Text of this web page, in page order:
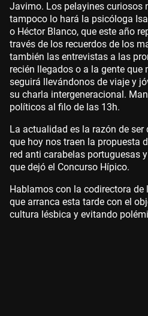
Javimo. Los pelayines curiosos
tampoco lo hará la psicóloga
o Héctor Blanco, que este año
través de los recuerdos de los
también las entrevistas a las
recién llegados o a la gente que
seguirá llevándonos de viaje y
su charla intergeneracional.
políticos al filo de las 13h.
La actualidad es la razón de ser
que hoy nos traen la propuesta
red anti carabelas portuguesas
que dejó el Concurso Hípico.
Hablamos con la codirectora de
que arranca esta tarde con el
cultura lésbica y evitando